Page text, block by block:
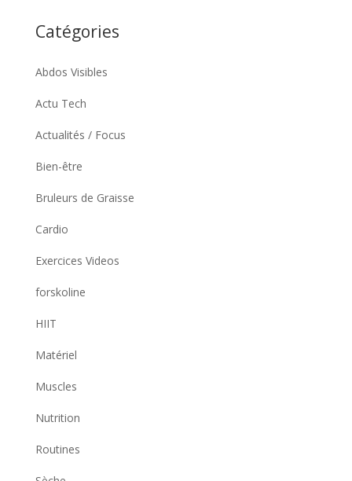
Catégories
Abdos Visibles
Actu Tech
Actualités / Focus
Bien-être
Bruleurs de Graisse
Cardio
Exercices Videos
forskoline
HIIT
Matériel
Muscles
Nutrition
Routines